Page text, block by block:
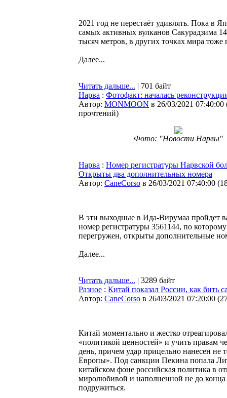
2021 год не перестаёт удивлять. Пока в
самых активных вулканов Сакурадзима
тысяч метров, в других точках мира тоже
Далее...
Читать дальше... | 701 байт
Нарва : Фотофакт: началась
Автор: MONMOON в 26/03/2021 07:40:00
прочтений)
Фото: "Новости Нарвы"
Нарва : Номер регистратуры Нарвской
Открыты два дополнительных номера
Автор: CaneCorso в 26/03/2021 07:40:00 (
В эти выходные в Ида-Вирумаа пройдет
номер регистратуры 3561144, по
перегружен, открыты дополнительные
Далее...
Читать дальше... | 3289 байт
Разное : Китай показал России, как бить
Автор: CaneCorso в 26/03/2021 07:20:00 (
Китай моментально и жестко
«политикой ценностей» и учить правам
день, причем удар прицельно нанесен
Европы». Под санкции Пекина попала
китайском фоне российская политика в
миролюбивой и наполненной не до
подружиться.